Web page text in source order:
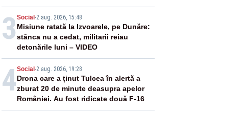
PLUS
3 Social -2 aug. 2026, 15:48
Misiune ratată la Izvoarele, pe Dunăre:
stânca nu a cedat, militarii reiau
detonările luni – VIDEO
4Social -2 aug. 2026, 19:28
Drona care a ținut Tulcea în alertă a
zburat 20 de minute deasupra apelor
României. Au fost ridicate două F-16